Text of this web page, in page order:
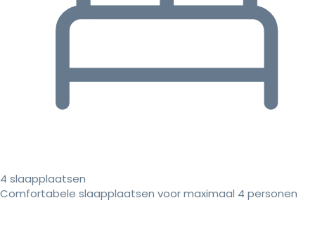
4 slaapplaatsen
Comfortabele slaapplaatsen voor maximaal 4 personen